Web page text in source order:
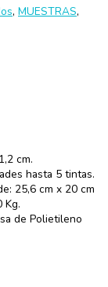
, MUESTRAS,
cm.
hasta 5 tintas.
25,6 cm x 20 cm
Kg.
de Polietileno